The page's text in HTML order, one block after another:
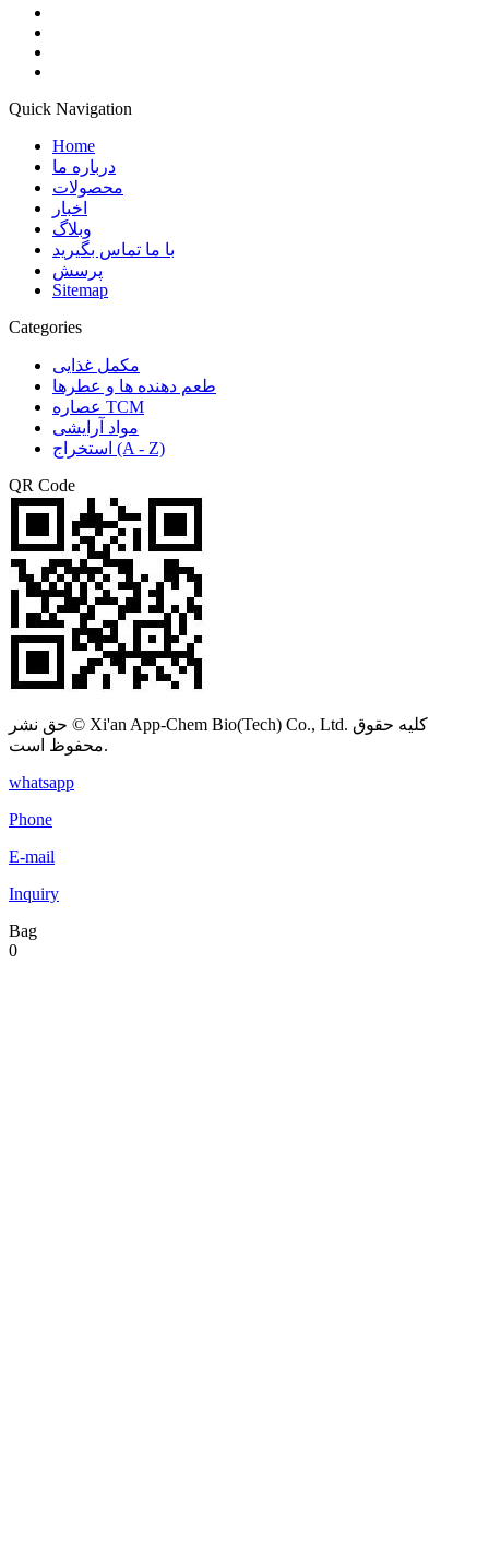
Quick Navigation
Home
درباره ما
محصولات
اخبار
وبلاگ
با ما تماس بگیرید
پرسش
Sitemap
Categories
مکمل غذایی
طعم دهنده ها و عطرها
عصاره TCM
مواد آرایشی
استخراج (A - Z)
QR Code
حق نشر © Xi'an App-Chem Bio(Tech) Co., Ltd. کلیه حقوق
محفوظ است.
whatsapp
Phone
E-mail
Inquiry
Bag
0